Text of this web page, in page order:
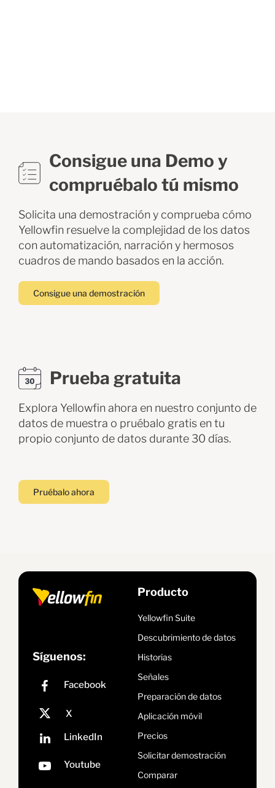
Consigue una Demo y
compruébalo tú mismo
Solicita una demostración y comprueba cómo
Yellowfin resuelve la complejidad de los datos
con automatización, narración y hermosos
cuadros de mando basados en la acción.
Consigue una demostración
Prueba gratuita
Explora Yellowfin ahora en nuestro conjunto de
datos de muestra o pruébalo gratis en tu
propio conjunto de datos durante 30 días.
Pruébalo ahora
Síguenos:
Producto
Yellowfin Suite
Descubrimiento de datos
Historias
Señales
Preparación de datos
Aplicación móvil
Precios
Solicitar demostración
Comparar